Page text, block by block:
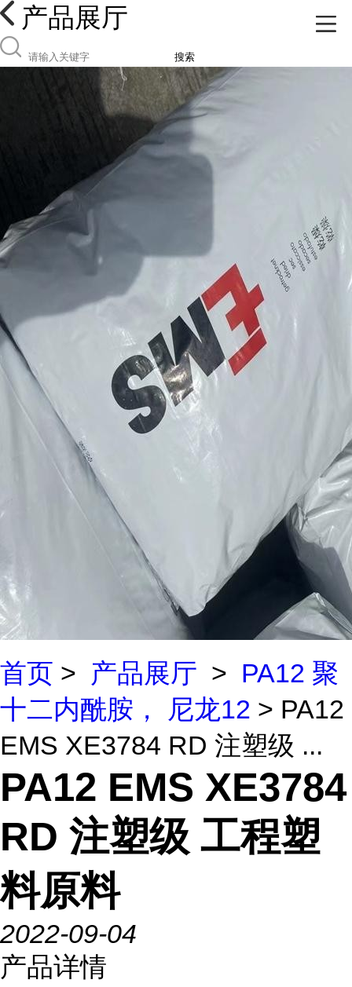
产品展厅
搜索
首页 > 产品展厅 > PA12 聚
十二内酰胺， 尼龙12 > PA12
EMS XE3784 RD 注塑级 ...
PA12 EMS XE3784
RD 注塑级 工程塑
料原料
2022-09-04
产品详情